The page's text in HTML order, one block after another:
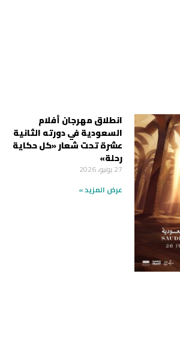
انطلاق مهرجان أفلام
السعودية في دورته الثانية
عشرة تحت شعار «كل حكاية
رحلة»
27 يونيو، 2026
عرض المزيد »